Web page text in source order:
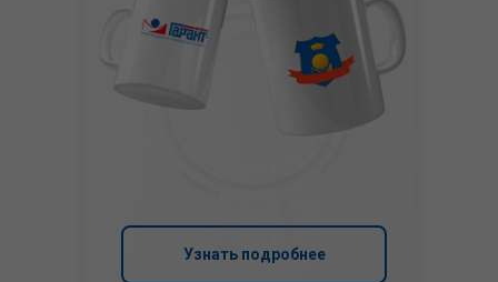
Узнать подробнее